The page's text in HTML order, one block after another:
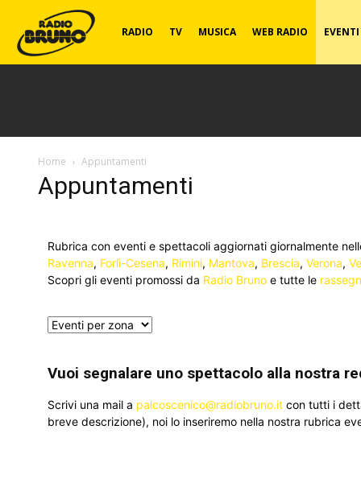
Radio
RADIO TV MUSICA WEB RADIO EVENTI
Home Appuntamenti
Appuntamenti
Rubrica con eventi e spettacoli aggiornati giornalmente
Ravenna, Forlì-Cesena, Rimini, Mantova, Brescia, Verona,
Scopri gli eventi promossi da Radio Bruno e tutte le
Vuoi segnalare uno spettacolo alla nostra
Scrivi una mail a palcoscenico@radiobruno.it con tutti i
breve descrizione), noi lo inseriremo nella nostra rubrica